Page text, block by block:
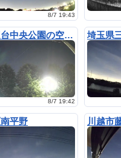
8/7 19:43
みずほ台中央公園の空(埼玉県富士見市)
8/7 19:42
埼玉県
平野 川越市